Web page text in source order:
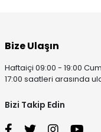
Bize Ulaşın
Haftaiçi 09:00 - 19:00
17:00 saatleri arasında
Bizi Takip Edin